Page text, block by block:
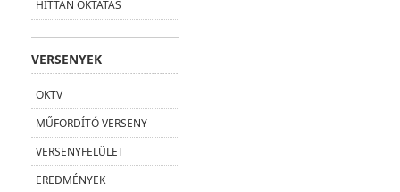
HITTAN OKTATÁS
VERSENYEK
OKTV
MŰFORDÍTÓ VERSENY
VERSENYFELÜLET
EREDMÉNYEK